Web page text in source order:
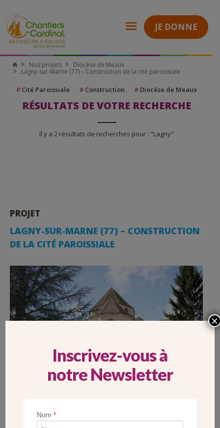
JE DONNE
Nos projets
Diocèse de Meaux
Lagny-sur-Marne (77) – Construction de la cité paroissiale
#Cité Paroissiale #Construction #Diocèse de Meaux
RÉSULTATS DE VOTRE RECHERCHE
Il y a 2 résultats de recherches pour : "Lagny"
PROJET
LAGNY-SUR-MARNE (77) – CONSTRUCTION
DE LA CITÉ PAROISSIALE
Inscrivez-vous à
notre Newsletter
Nom*
×